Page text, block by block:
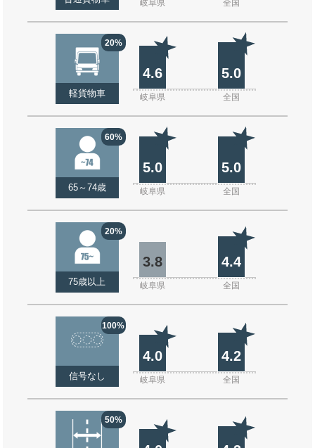
岐阜県 全国
20%
軽貨物車
4.6 5.0
岐阜県 全国
60%
65～74歳
5.0 5.0
岐阜県 全国
20%
75歳以上
3.8 4.4
岐阜県 全国
100%
信号なし
4.0 4.2
岐阜県 全国
50%